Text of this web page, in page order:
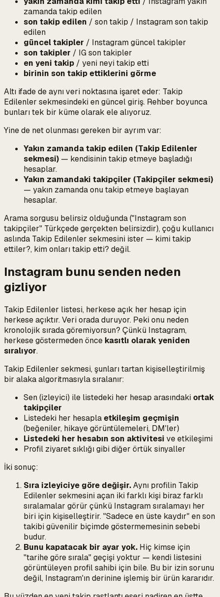
zamanda takip edilen
son takip edilen / son takip / Instagram son takip
edilen
güncel takipler / Instagram güncel takipler
son takipler / IG son takipler
en yeni takip / yeni neyi takip etti
birinin son takip ettiklerini görme
Altı ifade de aynı veri noktasına işaret eder: Takip
Edilenler sekmesindeki en güncel giriş. Rehber boyunca
bunları tek bir küme olarak ele alıyoruz.
Yine de net olunması gereken bir ayrım var:
Yakın zamanda takip edilen (Takip Edilenler
sekmesi) — kendisinintakip etmeye başladığı
hesaplar.
Yakın zamandaki takipçiler (Takipçiler sekmesi)
— yakın zamandaonutakip etmeye başlayan
hesaplar.
Arama sorgusu belirsiz olduğunda ("Instagram son
takipçiler" Türkçede gerçekten belirsizdir), çoğu kullanıcı
aslında Takip Edilenler sekmesini ister — kimi takip
ettiler?, kim onları takip etti? değil.
Instagram bunu senden neden
gizliyor
Takip Edilenler listesi, herkese açık her hesap için
herkese açıktır. Veri orada duruyor. Peki onu neden
kronolojik sırada göremiyorsun? Çünkü Instagram,
herkese göstermeden önce kasıtlı olarak yeniden
sıralıyor.
Takip Edilenler sekmesi, şunları tartan kişiselleştirilmiş
bir alaka algoritmasıyla sıralanır:
Sen (izleyici) ile listedeki her hesap arasındaki ortak
takipçiler
Listedeki her hesapla etkileşim geçmişin
(beğeniler, hikaye görüntülemeleri, DM'ler)
Listedeki her hesabın son aktivitesi ve etkileşimi
Profil ziyaret sıklığı gibi diğer örtük sinyaller
İki sonuç:
Sıra izleyiciye göre değişir.Aynı profilin Takip
Edilenler sekmesini açan iki farklı kişi biraz farklı
sıralamalar görür çünkü Instagram sıralamayı her
biri için kişiselleştirir. "Sadece en üste kaydır" en son
takibi güvenilir biçimde göstermemesinin sebebi
budur.
Bunu kapatacak bir ayar yok. Hiç kimse için
"tarihe göre sırala" geçişi yoktur — kendi listesini
görüntüleyen profil sahibi için bile. Bu bir izin sorunu
değil, Instagram'ın derinine işlemiş bir ürün kararıdır.